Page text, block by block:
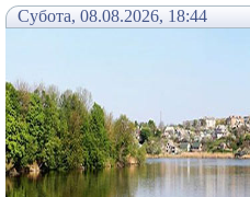
Субота, 08.08.2026, 18:44